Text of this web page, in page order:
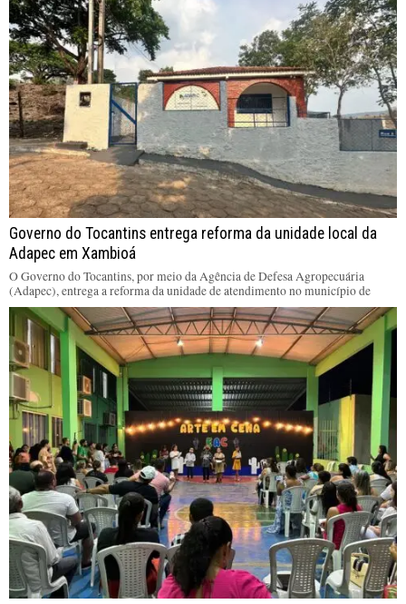
Governo do Tocantins entrega reforma da unidade local da
Adapec em Xambioá
O Governo do Tocantins, por meio da Agência de Defesa Agropecuária
(Adapec), entrega a reforma da unidade de atendimento no município de